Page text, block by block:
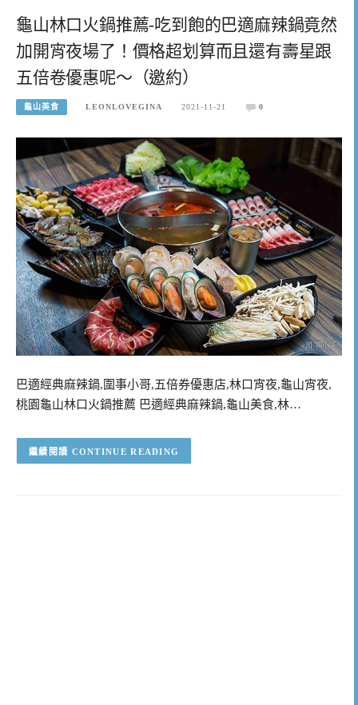
龜山林口火鍋推薦-吃到飽的巴適麻辣鍋竟然
加開宵夜場了！價格超划算而且還有壽星跟
五倍卷優惠呢～（邀約）
龜山美食 LEONLOVEGINA 2021-11-21 0
巴適經典麻辣鍋,圍事小哥,五倍券優惠店,林口宵夜,龜山宵夜,
桃園龜山林口火鍋推薦 巴適經典麻辣鍋,龜山美食,林…
CONTINUE READING